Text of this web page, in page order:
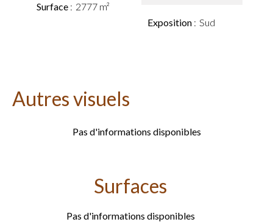
Surface 2777 m²
Exposition Sud
Autres visuels
Pas d'informations disponibles
Surfaces
Pas d'informations disponibles